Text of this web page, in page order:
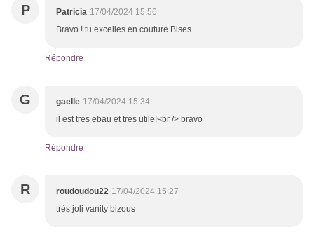
P Patricia 17/04/2024 15:56
Bravo ! tu excelles en couture Bises
Répondre
G gaelle 17/04/2024 15:34
il est tres ebau et tres utile!<br /> bravo
Répondre
R roudoudou22 17/04/2024 15:27
très joli vanity bizous